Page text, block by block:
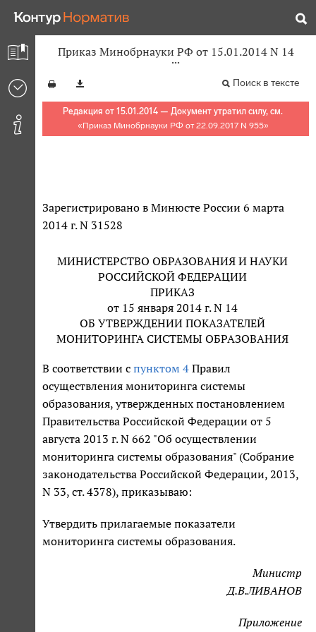
Приказ Минобрнауки РФ от 15.01.2014 N 14
Поиск в тексте
Редакция от 15.01.2014 — Документ утратил силу, см.
«Приказ Минобрнауки РФ от 22.09.2017 N 955»
Зарегистрировано в Минюсте России 6 марта
2014 г. N 31528
МИНИСТЕРСТВО ОБРАЗОВАНИЯ И НАУКИ
РОССИЙСКОЙ ФЕДЕРАЦИИ
ПРИКАЗ
от 15 января 2014 г. N 14
ОБ УТВЕРЖДЕНИИ ПОКАЗАТЕЛЕЙ
МОНИТОРИНГА СИСТЕМЫ ОБРАЗОВАНИЯ
В соответствии с пунктом 4 Правил
осуществления мониторинга системы
образования, утвержденных постановлением
Правительства Российской Федерации от 5
августа 2013 г. N 662 "Об осуществлении
мониторинга системы образования" (Собрание
законодательства Российской Федерации, 2013,
N 33, ст. 4378), приказываю:
Утвердить прилагаемые показатели
мониторинга системы образования.
Министр
Д.В.ЛИВАНОВ
Приложение